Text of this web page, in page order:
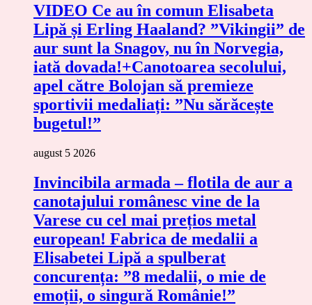
VIDEO Ce au în comun Elisabeta
Lipă și Erling Haaland? ”Vikingii” de
aur sunt la Snagov, nu în Norvegia,
iată dovada!+Canotoarea secolului,
apel către Bolojan să premieze
sportivii medaliați: ”Nu sărăcește
bugetul!”
august 5 2026
Invincibila armada – flotila de aur a
canotajului românesc vine de la
Varese cu cel mai prețios metal
european! Fabrica de medalii a
Elisabetei Lipă a spulberat
concurența: ”8 medalii, o mie de
emoții, o singură Românie!”